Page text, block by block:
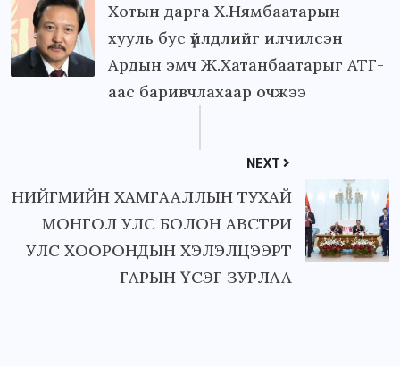
Хотын дарга Х.Нямбаатарын
хууль бус үйлдлийг илчилсэн
Ардын эмч Ж.Хатанбаатарыг АТГ-
аас баривчлахаар очжээ
NEXT
НИЙГМИЙН ХАМГААЛЛЫН ТУХАЙ
МОНГОЛ УЛС БОЛОН АВСТРИ
УЛС ХООРОНДЫН ХЭЛЭЛЦЭЭРТ
ГАРЫН ҮСЭГ ЗУРЛАА